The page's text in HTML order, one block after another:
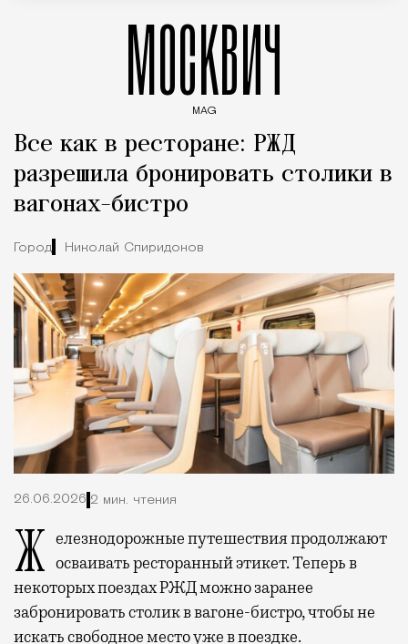
МОСКВИЧ
MAG
Все как в ресторане: РЖД
разрешила бронировать столики в
вагонах-бистро
Город Николай Спиридонов
26.06.2026 2 мин. чтения
Железнодорожные путешествия продолжают осваивать ресторанный этикет. Теперь в
некоторых поездах РЖД можно заранее
забронировать столик в вагоне-бистро, чтобы не
искать свободное место уже в поездке.